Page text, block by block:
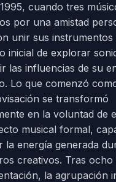
cuando tres
por una amistad
unir sus
inicial de explorar
las influencias de su
Lo que comenzó
se transformó
en la voluntad de
musical formal,
la energía generada
creativos. Tras ocho
la agrupación